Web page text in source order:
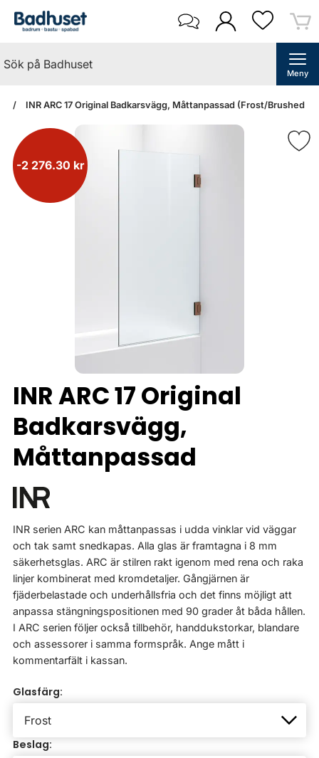
Meny
INR ARC 17 Original Badkarsvägg, Måttanpassad (Frost/Brushed
-2 276.30 kr
INR ARC 17 Original
Badkarsvägg,
Måttanpassad
INR serien ARC kan måttanpassas i udda vinklar vid väggar
och tak samt snedkapas. Alla glas är framtagna i 8 mm
säkerhetsglas. ARC är stilren rakt igenom med rena och raka
linjer kombinerat med kromdetaljer. Gångjärnen är
fjäderbelastade och underhållsfria och det finns möjligt att
anpassa stängningspositionen med 90 grader åt båda hållen.
I ARC serien följer också tillbehör, handdukstorkar, blandare
och assessorer i samma formspråk. Ange mått i
kommentarfält i kassan.
Glasfärg:
Beslag: